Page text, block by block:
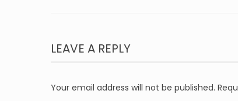
LEAVE A REPLY
Your email address will not be published.